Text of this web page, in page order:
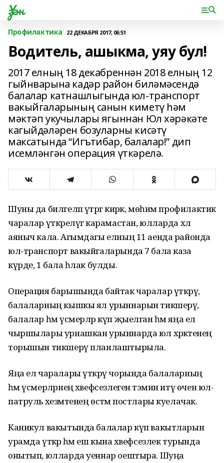
Үзән
Профилактика 22 ДЕКАБРЯ 2017, 06:51
Водитель, ашыкма, уяу бул!
2017 елның 18 декабреннән 2018 елның 12
гыйнварына кадәр район биләмәсендә
балалар катнашлыгында юл-транспорт
вакыйгаларының санын киметү һәм
мәктәп укучылары ягыннан Юл хәрәкәте
кагыйдәләрен бозуларны кисәтү
максатында “Игътибар, балалар!” дип
исемләнгән операция үткәрелә.
Шуны да билгеләп үтәр­гә кирәк, мөһим профилактик
чаралар үткәрелүгә карамастан, юлларда хәл
аяныч кала. Агымдагы елның 11 аенда районда
юл-транспорт вакыйгаларында 7 бала каза
күрде, 1 бала һәлак булды.
Операция барышында байтак чаралар үткәрү,
балаларның кышкы ял урыннарын тикшерү,
балалар һәм үсмерләр күп җыелган һәм яңа ел
чыршылары урнашкан урыннарда юл хәрәкәтенең
торышын тикшерү планлаштырыла.
Яңа ел чаралары үткәрү чорында балаларның
һәм үсмерләрнең хәвефсезлеген тәэмин итү өчен юл-
патруль хезмәтенең өстәмә постлары куелачак.
Каникул вакытында балалар күп вакытларын
урамда үткәрә һәм еш кына хәвефсезлек турында
онытып, юлларда уеннар оештыра. Шуңа